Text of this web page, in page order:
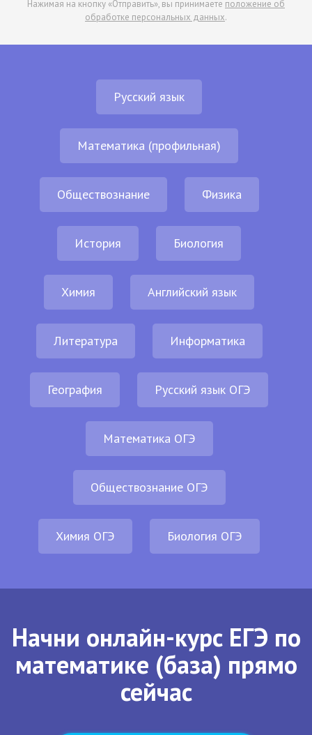
Нажимая на кнопку «Отправить», вы принимаете положение об
обработке персональных данных.
Русский язык
Математика (профильная)
Обществознание Физика
История Биология
Химия Английский язык
Литература Информатика
География Русский язык ОГЭ
Математика ОГЭ
Обществознание ОГЭ
Химия ОГЭ Биология ОГЭ
Начни онлайн-курс ЕГЭ по
математике (база) прямо
сейчас